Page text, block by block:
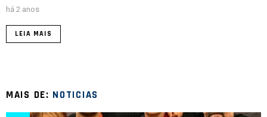
há 2 anos
LEIA MAIS
MAIS DE: NOTICIAS